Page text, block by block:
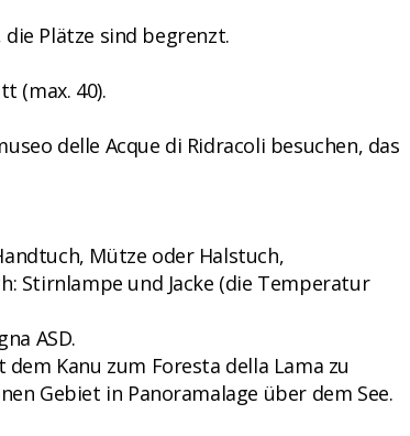
Plätze sind begrenzt.
(max. 40).
delle Acque di Ridracoli besuchen, das
Mütze oder Halstuch,
Stirnlampe und Jacke (die Temperatur
ASD.
Kanu zum Foresta della Lama zu
Gebiet in Panoramalage über dem See.